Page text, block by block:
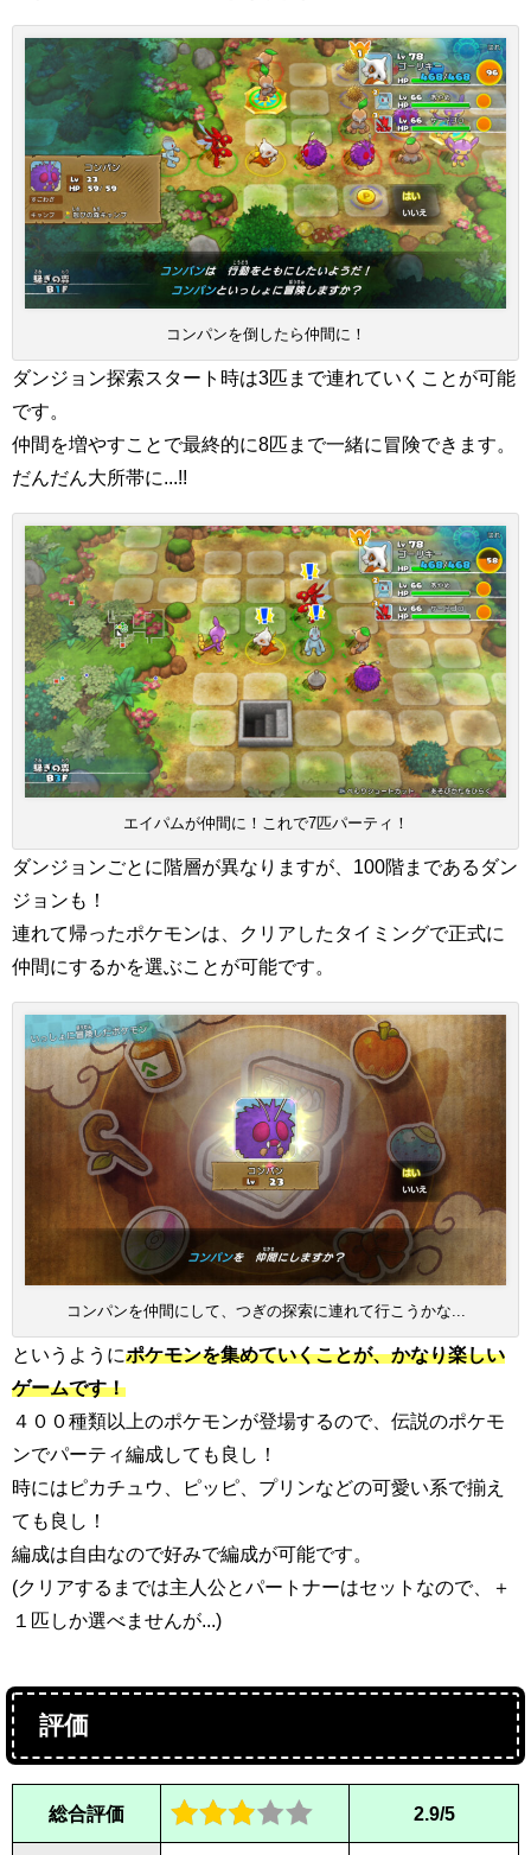
コンパンを倒したら仲間に！
ダンジョン探索スタート時は3匹まで連れていくことが可能
です。
仲間を増やすことで最終的に8匹まで一緒に冒険できます。
だんだん大所帯に...!!
エイパムが仲間に！これで7匹パーティ！
ダンジョンごとに階層が異なりますが、100階まであるダン
ジョンも！
連れて帰ったポケモンは、クリアしたタイミングで正式に
仲間にするかを選ぶことが可能です。
コンパンを仲間にして、つぎの探索に連れて行こうかな...
というようにポケモンを集めていくことが、かなり楽しい
ゲームです！
４００種類以上のポケモンが登場するので、伝説のポケモ
ンでパーティ編成しても良し！
時にはピカチュウ、ピッピ、プリンなどの可愛い系で揃え
ても良し！
編成は自由なので好みで編成が可能です。
(クリアするまでは主人公とパートナーはセットなので、＋
１匹しか選べませんが...)
評価
総合評価 2.9/5